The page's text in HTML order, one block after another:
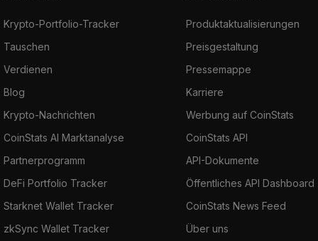
Krypto-Portfolio-Tracker
Tauschen
Verdienen
Blog
Krypto-Nachrichten
CoinStats AI Marktanalyse
Partnerprogramm
DeFi Portfolio Tracker
Starknet Wallet Tracker
zkSync Wallet Tracker
Produktaktualisierungen
Preisgestaltung
Pressemappe
Karriere
Werbung auf CoinStats
CoinStats API
API-Dokumente
Öffentliches API Dashboard
CoinStats News Feed
Über uns